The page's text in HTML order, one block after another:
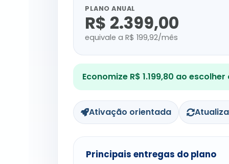
PLANO ANUAL
R$ 2.399,00
equivale a R$ 199,92/mês
Economize R$ 1.199,80 ao
Ativação orientada
Principais entregas do plano